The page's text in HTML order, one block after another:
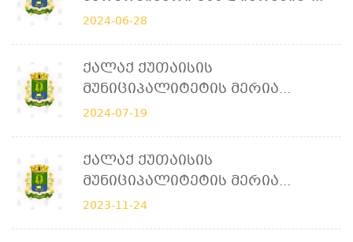
2024-06-28
Ქალაქ Ქუთაისის
Მუნიციპალიტეტის Მერია...
2024-07-19
Ქალაქ Ქუთაისის
Მუნიციპალიტეტის Მერია...
2023-11-24